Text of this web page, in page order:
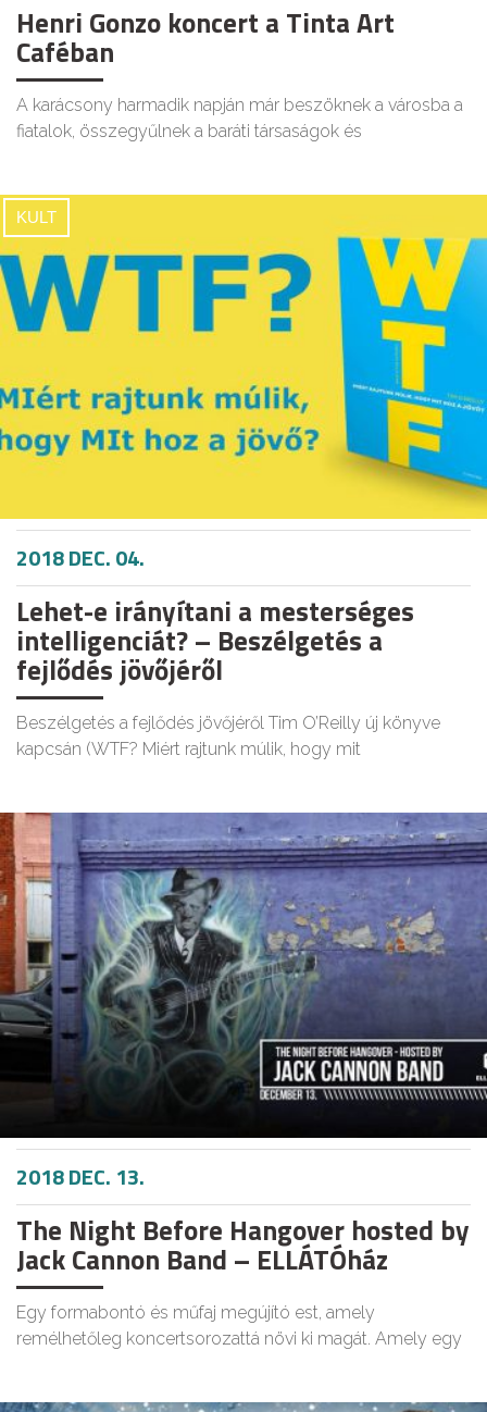
Henri Gonzo koncert a Tinta Art
Caféban
A karácsony harmadik napján már beszöknek a városba a
fiatalok, összegyűlnek a baráti társaságok és
KULT
2018 DEC. 04.
Lehet-e irányítani a mesterséges
intelligenciát? – Beszélgetés a
fejlődés jövőjéről
Beszélgetés a fejlődés jövőjéről Tim O’Reilly új könyve
kapcsán (WTF? Miért rajtunk múlik, hogy mit
2018 DEC. 13.
The Night Before Hangover hosted by
Jack Cannon Band – ELLÁTÓház
Egy formabontó és műfaj megújító est, amely
remélhetőleg koncertsorozattá növi ki magát. Amely egy